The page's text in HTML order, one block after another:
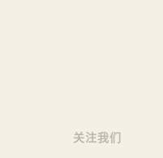
关注我们